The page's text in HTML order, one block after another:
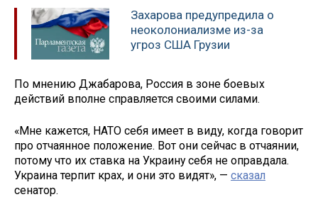
Захарова предупредила о
неоколониализме из-за
угроз США Грузии
По мнению Джабарова, Россия в зоне боевых
действий вполне справляется своими силами.
«Мне кажется, НАТО себя имеет в виду, когда говорит
про отчаянное положение. Вот они сейчас в отчаянии,
потому что их ставка на Украину себя не оправдала.
Украина терпит крах, и они это видят», — сказал
сенатор.